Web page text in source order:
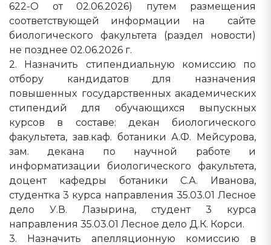
622-О от 02.06.2026) путем размещения
соответствующей информации на сайте
биологического факультета (раздел новости)
не позднее 02.06.2026 г.
2. Назначить стипендиальную комиссию по
отбору кандидатов для назначения
повышенных государственных академических
стипендий для обучающихся выпускных
курсов в составе: декан биологического
факультета, зав.каф. ботаники А.Ф. Мейсурова,
зам. декана по научной работе и
информатизации биологического факультета,
доцент кафедры ботаники С.А. Иванова,
студентка 3 курса направления 35.03.01 Лесное
дело У.В. Лазырина, студент 3 курса
направления 35.03.01 Лесное дело Д.К. Корси.
3. Назначить апелляционную комиссию в